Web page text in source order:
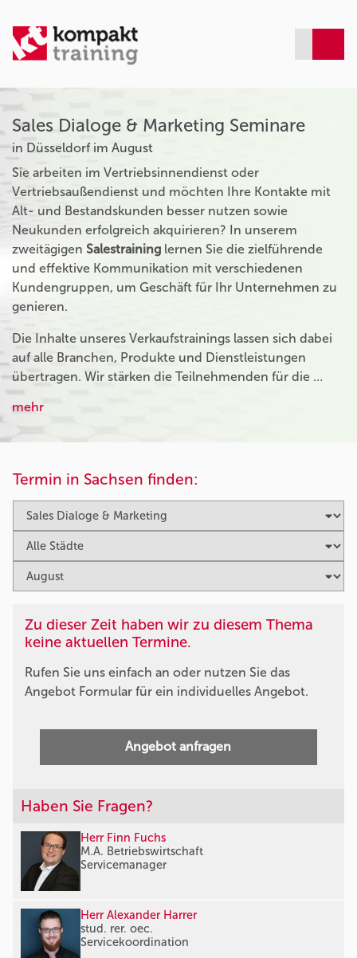
Sales Dialoge & Marketing Seminare
in Düsseldorf im August
Sie arbeiten im Vertriebsinnendienst oder
Vertriebsaußendienst und möchten Ihre Kontakte mit
Alt- und Bestandskunden besser nutzen sowie
Neukunden erfolgreich akquirieren? In unserem
zweitägigen Salestraining lernen Sie die zielführende
und effektive Kommunikation mit verschiedenen
Kundengruppen, um Geschäft für Ihr Unternehmen zu
genieren.
Die Inhalte unseres Verkaufstrainings lassen sich dabei
auf alle Branchen, Produkte und Dienstleistungen
übertragen. Wir stärken die Teilnehmenden für die …
mehr
Termin in Sachsen finden:
Zu dieser Zeit haben wir zu diesem Thema
keine aktuellen Termine.
Rufen Sie uns einfach an oder nutzen Sie das
Angebot Formular für ein individuelles Angebot.
Angebot anfragen
Haben Sie Fragen?
Herr Finn Fuchs
M.A. Betriebswirtschaft
Servicemanager
Herr Alexander Harrer
stud. rer. oec.
Servicekoordination